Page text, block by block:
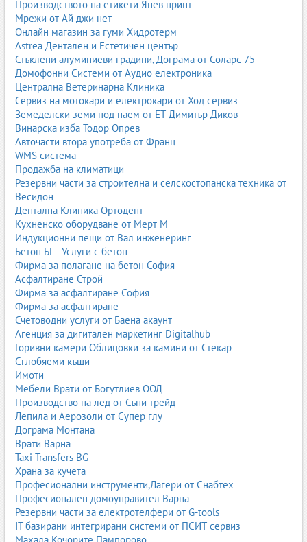
Производството на етикети Янев принт
Мрежи от Ай джи нет
Онлайн магазин за гуми Хидротерм
Astrea Дентален и Естетичен център
Стъклени алуминиеви градини, Дограма от Соларс 75
Домофонни Системи от Аудио електроника
Централна Ветеринарна Клиника
Сервиз на мотокари и електрокари от Ход сервиз
Земеделски земи под наем от ЕТ Димитър Диков
Винарска изба Тодор Опрев
Авточасти втора употреба от Франц
WMS система
Продажба на климатици
Резервни части за строителна и селскостопанска техника от
Весидон
Дентална Клиника Ортодент
Кухненско оборудване от Мерт М
Индукционни пещи от Вал инженеринг
Бетон БГ - Услуги с бетон
Фирма за полагане на бетон София
Асфалтиране Строй
Фирма за асфалтиране София
Фирма за асфалтиране
Счетоводни услуги от Баена акаунт
Агенция за дигитален маркетинг Digitalhub
Горивни камери Облицовки за камини от Стекар
Сглобяеми къщи
Имоти
Мебели Врати от Богутлиев ООД
Производство на лед от Съни трейд
Лепила и Аерозоли от Супер глу
Дограма Монтана
Врати Варна
Taxi Transfers BG
Храна за кучета
Професионални инструменти,Лагери от Снабтех
Професионален домоуправител Варна
Резервни части за електротелфери от G-tools
IT базирани интегрирани системи от ПСИТ сервиз